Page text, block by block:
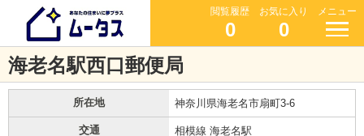
閲覧履歴
0
お気に入り
0
メニュー
海老名駅西口郵便局
所在地 神奈川県海老名市扇町3-6
交通 相模線 海老名駅